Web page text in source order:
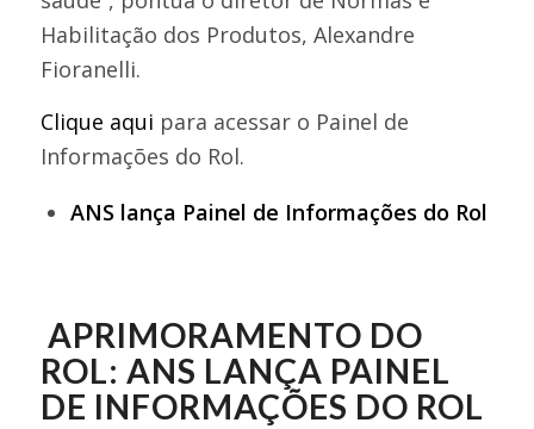
Habilitação dos Produtos, Alexandre
Fioranelli.
Clique aqui para acessar o Painel de
Informações do Rol.
ANS lança Painel de Informações do Rol
APRIMORAMENTO DO
ROL: ANS LANÇA PAINEL
DE INFORMAÇÕES DO ROL